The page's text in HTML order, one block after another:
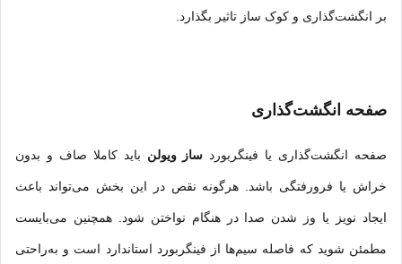
بر انگشت‌گذاری و کوک ساز تاثیر بگذارد.
صفحه انگشت‌گذاری
صفحه انگشت‌گذاری یا فینگربورد ساز ویولن باید کاملا صاف و بدون
خراش یا فرورفتگی باشد. هرگونه نقص در این بخش می‌تواند باعث
ایجاد نویز یا وز شدن صدا در هنگام نواختن شود. همچنین می‌بایست
مطمئن شوید که فاصله سیم‌ها از فینگربورد استاندارد است و به‌راحتی